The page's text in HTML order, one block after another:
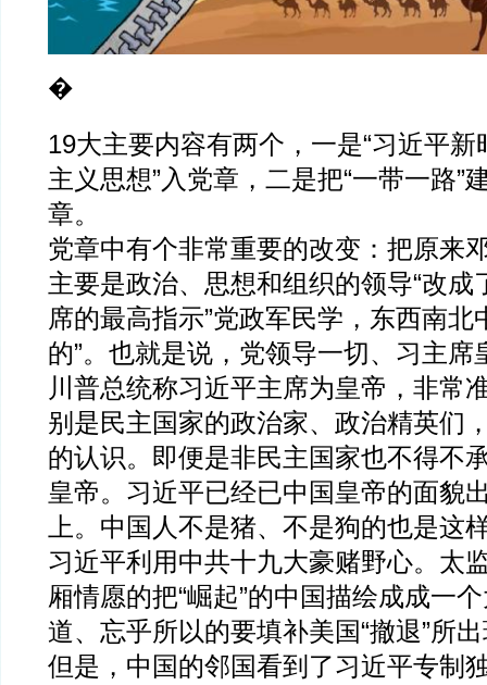
�
19大主要内容有两个，一是“习近平
主义思想”入党章，二是把“一带一路”
章。
党章中有个非常重要的改变：把原来
主要是政治、思想和组织的领导“改成
席的最高指示”党政军民学，东西南北
的”。也就是说，党领导一切、习主席
川普总统称习近平主席为皇帝，非常
别是民主国家的政治家、政治精英们
的认识。即便是非民主国家也不得不
皇帝。习近平已经已中国皇帝的面貌
上。中国人不是猪、不是狗的也是这
习近平利用中共十九大豪赌野心。太
厢情愿的把“崛起”的中国描绘成成一
道、忘乎所以的要填补美国“撤退”所
但是，中国的邻国看到了习近平专制